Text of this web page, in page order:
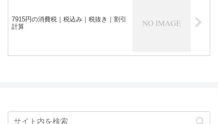
7915円の消費税｜税込み｜税抜き｜割引
計算